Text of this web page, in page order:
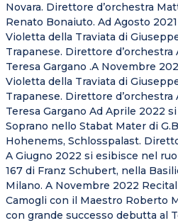
Novara. Direttore d’orchestra
Renato Bonaiuto. Ad Agosto
Violetta della Traviata di
Trapanese. Direttore d’orchestra
Teresa Gargano .A Novembre
Violetta della Traviata di
Trapanese. Direttore d’orchestra
Teresa Gargano Ad Aprile 2022
Soprano nello Stabat Mater di
Hohenems, Schlosspalast.
A Giugno 2022 si esibisce nel
167 di Franz Schubert, nella
Milano. A Novembre 2022
Camogli con il Maestro Roberto
con grande successo debutta al